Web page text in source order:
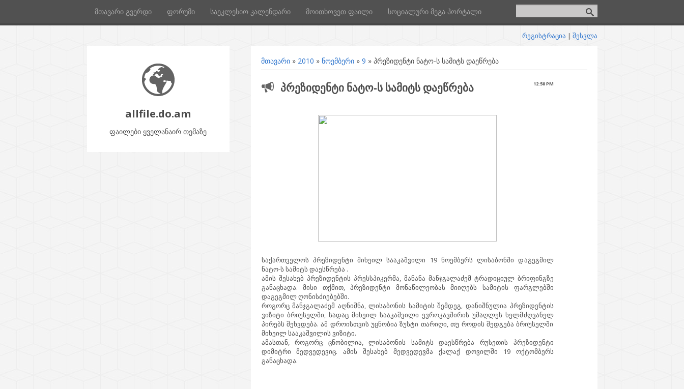
მთავარი გვერდი ფორუმი საეკლესიო კალენდარი მოითხოვეთ ფაილი სოციალური მეგა პორტალი
რეგისტრაცია | შესვლა
allfile.do.am
ფაილები ყველანაირ თემაზე
მთავარი» 2010 » ნოემბერი » 9 » პრეზიდენტი ნატო-ს სამიტს დაეწრება
12:50 PM
პრეზიდენტი ნატო-ს სამიტს დაეწრება
საქართველოს პრეზიდენტი მიხეილ სააკაშვილი 19 ნოემბერს ლისაბონში დაგეგმილ
ნატო-ს სამიტს დაესწრება .
ამის შესახებ პრეზიდენტის პრესსპიკერმა, მანანა მანჯგალაძემ ტრადიციულ ბრიფინგზე
განაცხადა. მისი თქმით, პრეზიდენტი მონაწილეობას მიიღებს სამიტის ფარგლებში
დაგეგმილ ღონისძიებებში.
როგორც მანჯგალაძემ აღნიშნა, ლისაბონის სამიტის შემდეგ, დანიშნულია პრეზიდენტის
ვიზიტი ბრიუსელში, სადაც მიხეილ სააკაშვილი ევროკავშირის უმაღლეს ხელმძღვანელ
პირებს შეხვდება. ამ დროისთვის უცნობია ზუსტი თარიღი, თუ როდის შედგება ბრიუსელში
მიხეილ სააკაშვილის ვიზიტი.
ამასთან, როგორც ცნობილია, ლისაბონის სამიტს დაესწრება რუსეთის პრეზიდენტი
დიმიტრი მედვედევიც. ამის შესახებ მედვედევმა ქალაქ დოვილში 19 ოქტომბერს
განაცხადა.